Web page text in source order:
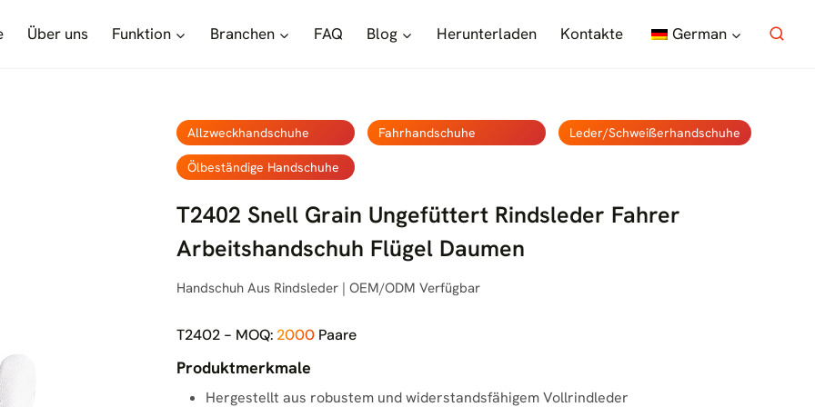
Über uns Funktion Branchen FAQ Blog Herunterladen Kontakte German
Allzweckhandschuhe Fahrhandschuhe Leder/Schweißerhandschuhe
Ölbeständige Handschuhe
T2402 Snell Grain Ungefüttert Rindsleder Fahrer
Arbeitshandschuh Flügel Daumen
Handschuh Aus Rindsleder | OEM/ODM Verfügbar
T2402 - MOQ: 2000 Paare
Produktmerkmale
Hergestellt aus robustem und widerstandsfähigem Vollrindleder